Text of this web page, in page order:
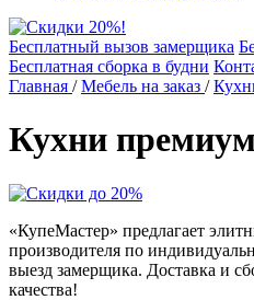
Бесплатный вызов замерщика
Бесплатная сборка в будни
Главная /Мебель на заказ /
Кухни
«КупеМастер» предлагает
производителя по
выезд замерщика. Доставка и
качества!